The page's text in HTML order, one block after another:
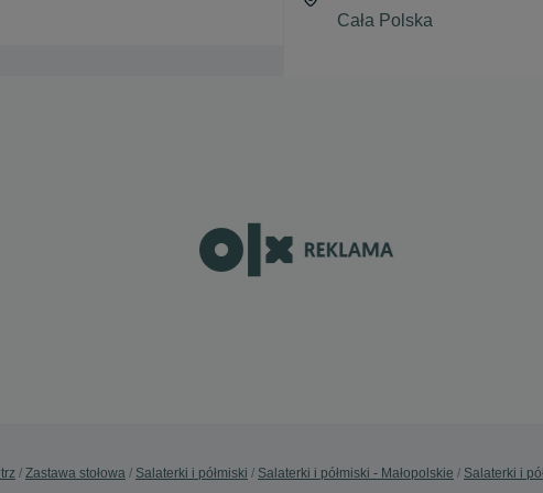
Zastawa stołowa Salaterki i półmiski Salaterki i półmiski - Małopolskie Salaterki i